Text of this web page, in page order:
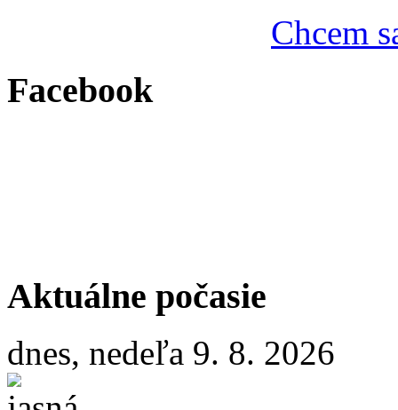
Chcem
Facebook
Aktuálne počasie
dnes, nedeľa 9. 8. 2026